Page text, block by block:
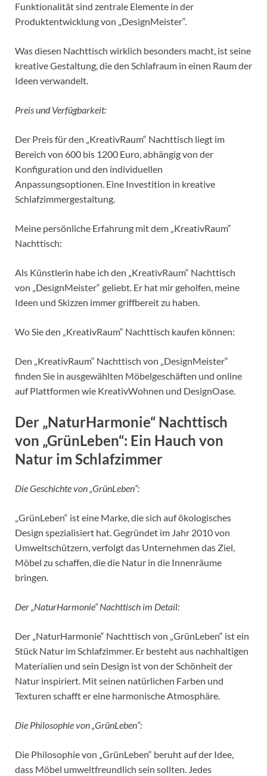
Funktionalität sind zentrale Elemente in der
Produktentwicklung von „DesignMeister“.
Was diesen Nachttisch wirklich besonders macht, ist seine
kreative Gestaltung, die den Schlafraum in einen Raum der
Ideen verwandelt.
Preis und Verfügbarkeit:
Der Preis für den „KreativRaum“ Nachttisch liegt im
Bereich von 600 bis 1200 Euro, abhängig von der
Konfiguration und den individuellen
Anpassungsoptionen. Eine Investition in kreative
Schlafzimmergestaltung.
Meine persönliche Erfahrung mit dem „KreativRaum“
Nachttisch:
Als Künstlerin habe ich den „KreativRaum“ Nachttisch
von „DesignMeister“ geliebt. Er hat mir geholfen, meine
Ideen und Skizzen immer griffbereit zu haben.
Wo Sie den „KreativRaum“ Nachttisch kaufen können:
Den „KreativRaum“ Nachttisch von „DesignMeister“
finden Sie in ausgewählten Möbelgeschäften und online
auf Plattformen wie KreativWohnen und DesignOase.
Der „NaturHarmonie“ Nachttisch
von „GrünLeben“: Ein Hauch von
Natur im Schlafzimmer
Die Geschichte von „GrünLeben“:
„GrünLeben“ ist eine Marke, die sich auf ökologisches
Design spezialisiert hat. Gegründet im Jahr 2010 von
Umweltschützern, verfolgt das Unternehmen das Ziel,
Möbel zu schaffen, die die Natur in die Innenräume
bringen.
Der „NaturHarmonie“ Nachttisch im Detail:
Der „NaturHarmonie“ Nachttisch von „GrünLeben“ ist ein
Stück Natur im Schlafzimmer. Er besteht aus nachhaltigen
Materialien und sein Design ist von der Schönheit der
Natur inspiriert. Mit seinen natürlichen Farben und
Texturen schafft er eine harmonische Atmosphäre.
Die Philosophie von „GrünLeben“:
Die Philosophie von „GrünLeben“ beruht auf der Idee,
dass Möbel umweltfreundlich sein sollten. Jedes